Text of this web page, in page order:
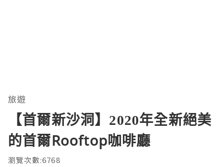
旅遊
【首爾新沙洞】2020年全新絕美
的首爾Rooftop咖啡廳
瀏覽次數:6768